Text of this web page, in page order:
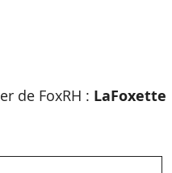
de FoxRH : LaFoxette